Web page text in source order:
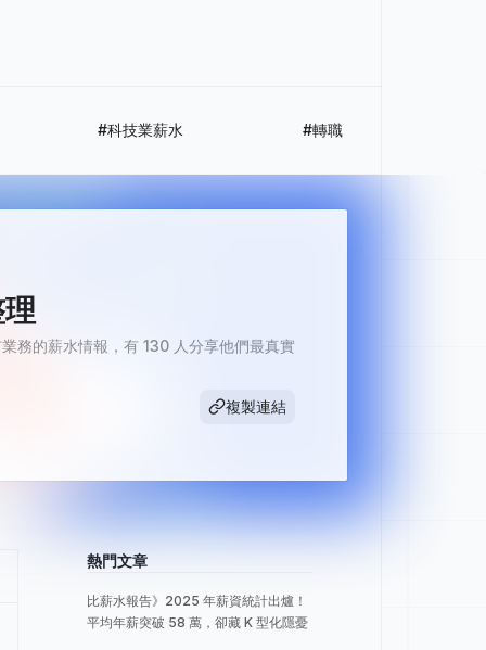
#科技業薪水 #轉職
務的薪水情報，有 130 人分享他們最真實
複製連結
熱門文章
比薪水報告》2025 年薪資統計出爐！
平均年薪突破 58 萬，卻藏 K 型化隱憂